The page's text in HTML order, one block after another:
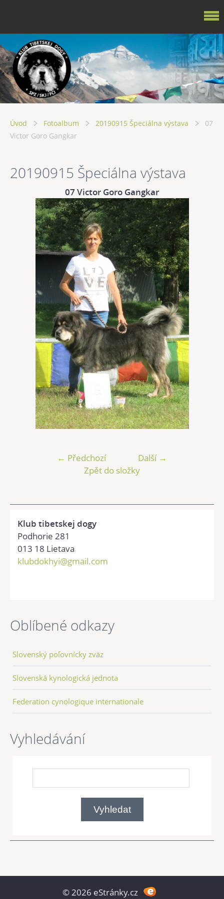
Úvod Fotoalbum 20190915 Špeciálna výstava
07
Victor Goro Gangkar
20190915 Špeciálna výstava
07 Victor Goro Gangkar
← Předchozí
Další →
Zpět do složky
Klub tibetskej dogy
Podhorie 281
013 18 Lietava
klubdokhyi@gmail.com
Oblíbené odkazy
Slovenský poľovnícky zväz
Slovenská kynologická jednota
Federation cynologique internationale
Vyhledávání
© 2026 eStránky.cz